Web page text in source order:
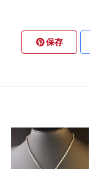
保存